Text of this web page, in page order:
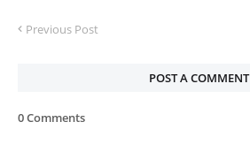
Previous Post
POST A COMMENT
0 Comments